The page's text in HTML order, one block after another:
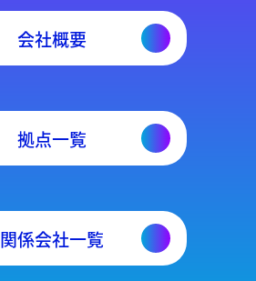
会社概要
拠点一覧
関係会社一覧